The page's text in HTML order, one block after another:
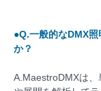
●Q.一般的なDMX
か？
A.MaestroDMXは